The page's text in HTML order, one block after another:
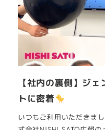
【社内の裏側】ジ
トに密着
いつもご利用いただきま